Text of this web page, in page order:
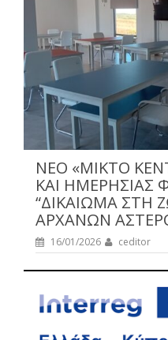
NEO «ΜΙΚΤΟ
ΚΑΙ ΗΜΕΡΗΣΙΑΣ
“ΔΙΚΑΙΩΜΑ ΣΤΗ
ΑΡΧΑΝΩΝ
16/01/2026 ceditor